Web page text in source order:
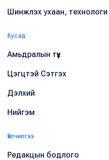
Шинжлэх ухаан, технологи
Бусад
Амьдралын түүх
Цэгцтэй Сэтгэх
Дэлхий
Нийгэм
Үйлчилгээ
Редакцын бодлого